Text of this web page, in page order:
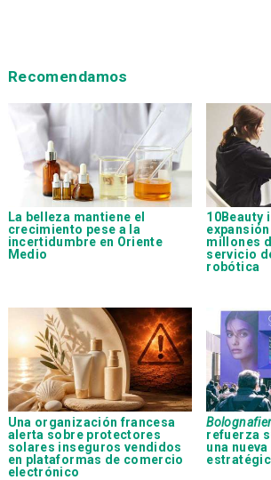
Recomendamos
La belleza mantiene el
crecimiento pese a la
incertidumbre en Oriente
Medio
10Beauty
millones
servicio
robótica
Una organización francesa
alerta sobre protectores
solares inseguros vendidos
en plataformas de comercio
electrónico
refuerza
una